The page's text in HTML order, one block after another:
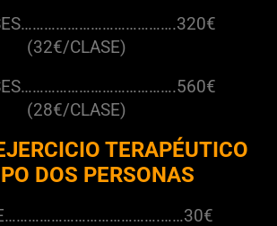
(32€/CLASE)
(28€/CLASE)
TERAPÉUTICO
DOS PERSONAS